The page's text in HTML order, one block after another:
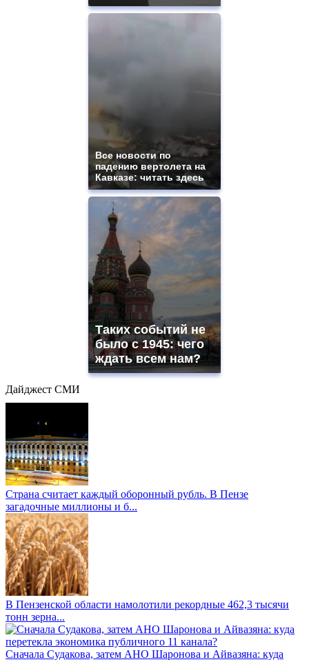
Все новости по
падению вертолета на
Кавказе: читать здесь
Таких событий не
было с 1945: чего
ждать всем нам?
Дайджест СМИ
Страна считает каждый оборонный рубль. В Пензе
загадочные миллионы и б...
В Пензенской области намолотили рекордные 462,3 тысячи
тонн зерна...
Сначала Судакова, затем АНО Шаронова и Айвазяна: куда